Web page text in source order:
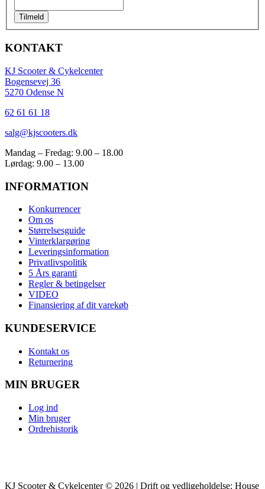
Tilmeld
KONTAKT
KJ Scooter & Cykelcenter
Bogensevej 36
5270 Odense N
62 61 61 18
salg@kjscooters.dk
Mandag – Fredag: 9.00 – 18.00
Lørdag: 9.00 – 13.00
INFORMATION
Konkurrencer
Om os
Størrelsesguide
Vinterklargøring
Leveringsinformation
Privatlivspolitik
5 Års garanti
Regler & betingelser
VIDEO
Finansiering af dit varekøb
KUNDESERVICE
Kontakt os
Returnering
MIN BRUGER
Log ind
Min bruger
Ordrehistorik
KJ Scooter & Cykelcenter © 2026 | Drift og vedligeholdelse: House